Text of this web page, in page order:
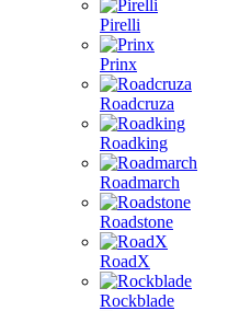
Pirelli
Prinx
Roadcruza
Roadking
Roadmarch
Roadstone
RoadX
Rockblade